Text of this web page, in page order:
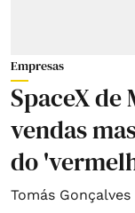
Empresas
SpaceX de
vendas
do
Tomás